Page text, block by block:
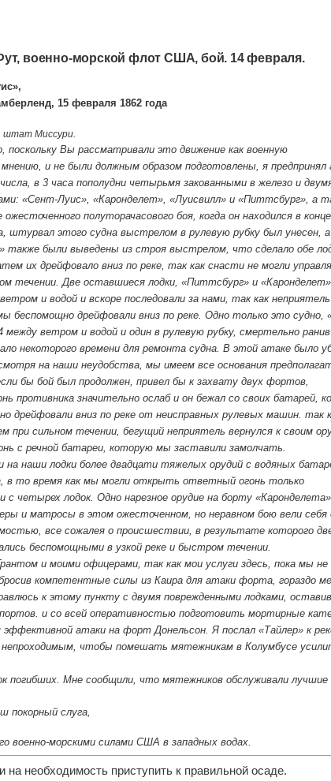
военно-морской флот США, бой. 14 февраля.
15 февраля 1862 года
штат Миссури.
Вы рассматривали это движение как военную
и не были должным образом подготовлены, я предпринял
в 3 часа пополудни четырьмя закованными в железо и
«Сент-Луис», «Каронделет», «Луисвилл» и «Питтсбург», а
полуторачасового боя, когда он находился в
штурвал этого судна выстрелом в рулевую рубку был унесен, а
также были выведены из строя выстрелом, что сделало обе
их дрейфовало вниз по реке, так как снасти не могли
течении. Две оставшиеся лодки, «Питтсбург» и
и водой и вскоре последовали за нами, так как неприятель
беспомощно дрейфовали вниз по реке. Одно только это судно,
между ветром и водой и один в рулевую рубку, смертельно ранив
некоторого времени для ремонта судна. В этой атаке было
на наши неудобства, мы имеем все основания
бы бой был продолжен, привел бы к захвату двух фортов,
противника значительно ослаб и он бежал со своих батарей,
дрейфовали вниз по реке от неисправных рулевых машин. так
при сильном течении, бегущий неприятель вернулся к своим
с речной батареи, которую мы заставили замолчать.
наши лодки более двадцати тяжелых орудий с водяных
в то время как мы могли открыть ответный огонь только
с четырех лодок. Одно нарезное орудие на борту «Каронделета»
и матросы в этом ожесточенном, но неравном бою вели себя
все сожалея о происшествии, в результате которого
беспомощными в узкой реке и быстром течении.
и моими офицерами, так как мои услуги здесь, пока мы не
компетентные силы из Каира для атаки форта, гораздо
к этому пункту с двумя поврежденными лодками,
и со всей оперативностью подготовить мортирные
эффективной атаки на форт Донельсон. Я послал «Тайлер» к
чтобы помешать мятежникам в Колумбусе
погибших. Мне сообщили, что мятежников обслуживали лучшие
покорный слуга,
военно-морскими силами США в западных водах.
необходимость приступить к правильной осаде.